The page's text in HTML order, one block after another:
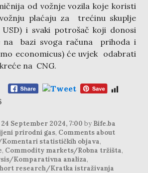
od vožnje vozila koje koristi
plaćaju za trećinu skuplje
USD) i svaki potrošač koji donosi
na bazi svoga računa prihoda i
economicus) će uvjek odabrati
na CNG.
September 2024, 7:00 by Bife.ba
prirodni gas, Comments about
statističkih objava,
, Commodity markets/Robna tržišta,
Komparativna analiza,
research/Kratka istraživanja